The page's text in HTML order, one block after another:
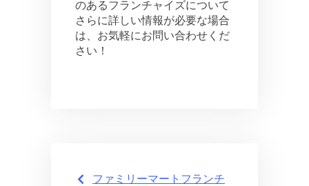
のあるフランチャイズについて
さらに詳しい情報が必要な場合
は、お気軽にお問い合わせくだ
さい！
Postファミリーマートフランチ